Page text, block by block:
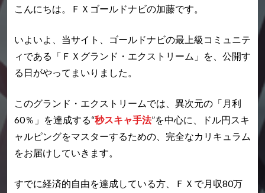
こんにちは。 ＦＸゴールドナビの加藤です。
いよいよ、当サイト、ゴールドナビの最上級コミュニテ
ィである 「ＦＸグランド・エクストリーム」 を、公開す
る日がやってまいりました。
このグランド・エクストリームでは、 異次元の「月利
60％」を達成する“秒スキャ手法”を中心に、
ドル円スキ
ャルピングをマスターするための、完全なカリキュラム
をお届けしていきます。
すでに経済的自由を達成している方、ＦＸで月収80万